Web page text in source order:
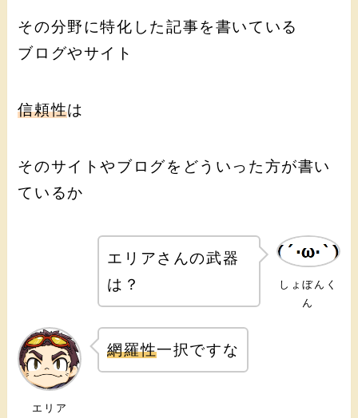
その分野に特化した記事を書いている
ブログやサイト
信頼性は
そのサイトやブログをどういった方が書い
ているか
しょぼんく
ん
エリアさんの武器
は？
エリア
網羅性一択ですな